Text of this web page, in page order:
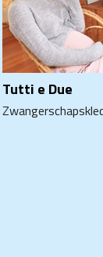
Tutti e Due